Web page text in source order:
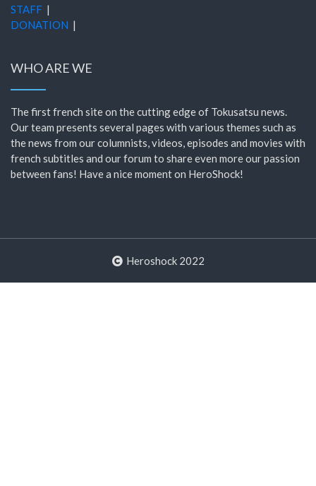
STAFF |
DONATION |
WHO ARE WE
The first french site on the cutting edge of Tokusatsu news.
Our team presents several pages with various themes such as
the news from our columnists, videos, episodes and movies with
french subtitles and our forum to share even more our passion
between fans! Have a nice moment on HeroShock!
Heroshock 2022